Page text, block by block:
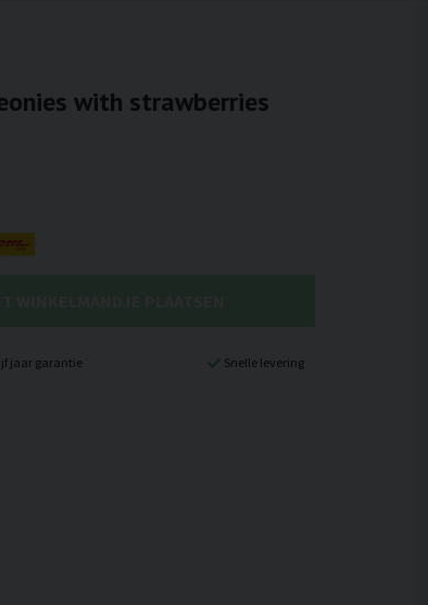
with strawberries
jaar garantie Snelle levering